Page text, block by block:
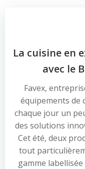
La cuisine en
avec le
Favex,
équipements de
chaque jour un
des solutions
Cet été, deux
tout
gamme